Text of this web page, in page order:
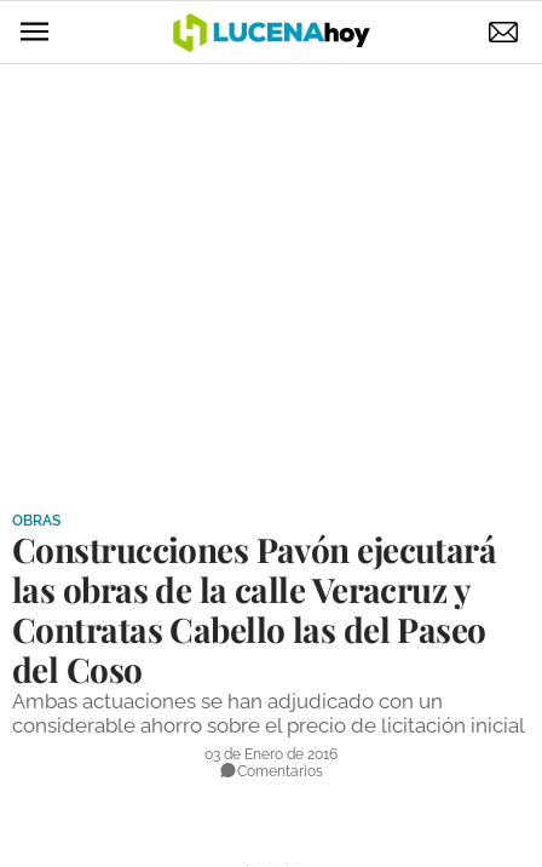
DEPORTES
COMPETICIONES
DEPORTE BASE
OPINIÓN
VENTANA CIUDADANA
OBRAS
Construcciones Pavón ejecutará
las obras de la calle Veracruz y
Contratas Cabello las del Paseo
del Coso
Ambas actuaciones se han adjudicado con un
considerable ahorro sobre el precio de licitación inicial
03 de Enero de 2016
Comentarios